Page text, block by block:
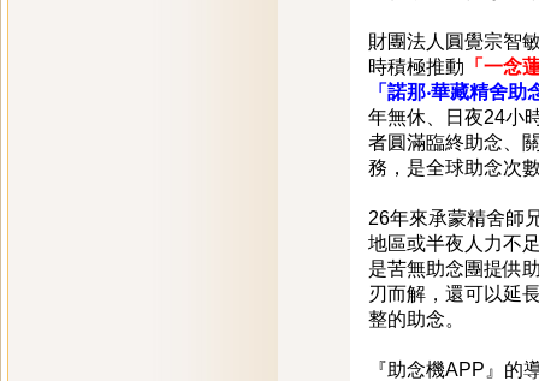
財團法人圓覺宗智
時積極推動 「一念
「諾那‧華藏精舍助
年無休、日夜24小
者圓滿臨終助念、
務，是全球助念次
26年來承蒙精舍師
地區或半夜人力不
是苦無助念團提供
刃而解，還可以延
整的助念。
『助念機APP』的